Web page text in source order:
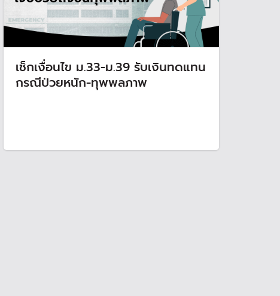
เช็กเงื่อนไข ม.33-ม.39 รับเงินทดแทน
กรณีป่วยหนัก-ทุพพลภาพ